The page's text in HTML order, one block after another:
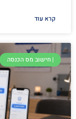
קרא עוד
| חישוב מס הכנסה